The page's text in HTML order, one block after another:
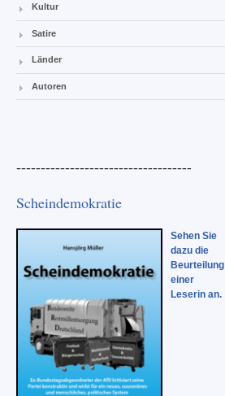
Kultur
Satire
Länder
Autoren
------------------------------------
Scheindemokratie
Sehen Sie
dazu die
Beurteilung
einer
Leserin an.